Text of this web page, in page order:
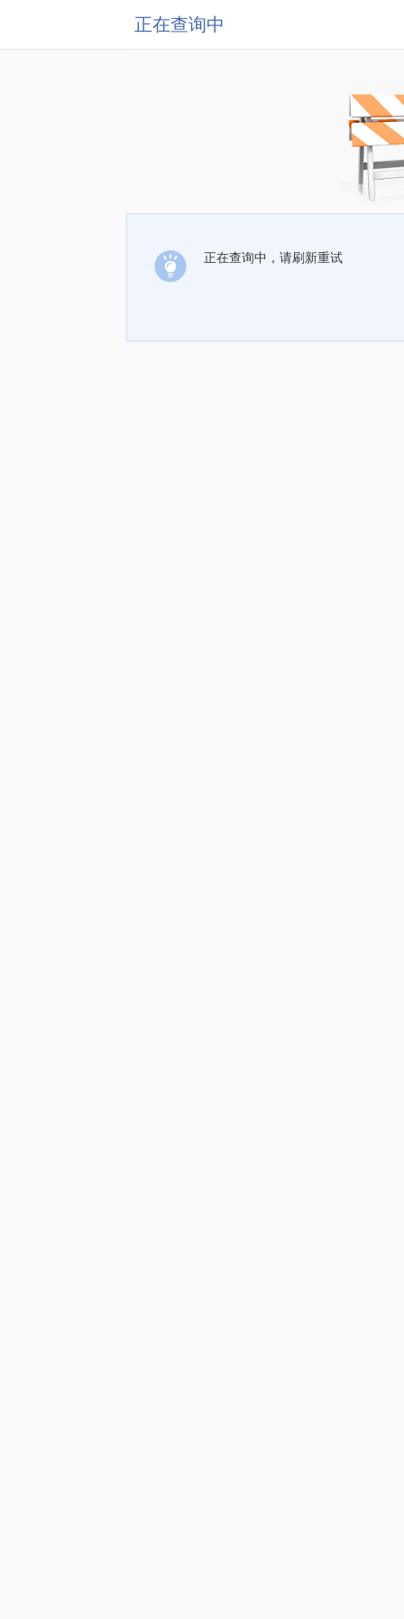
正在查询中
正在查询中，请刷新重试